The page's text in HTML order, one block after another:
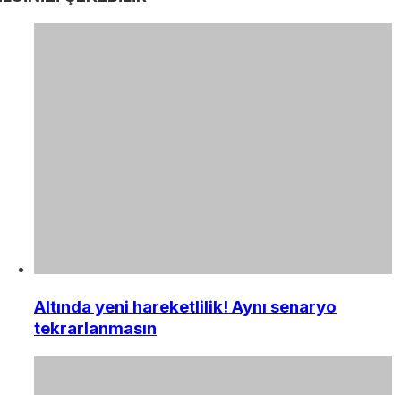
Altında yeni hareketlilik! Aynı senaryo
tekrarlanmasın